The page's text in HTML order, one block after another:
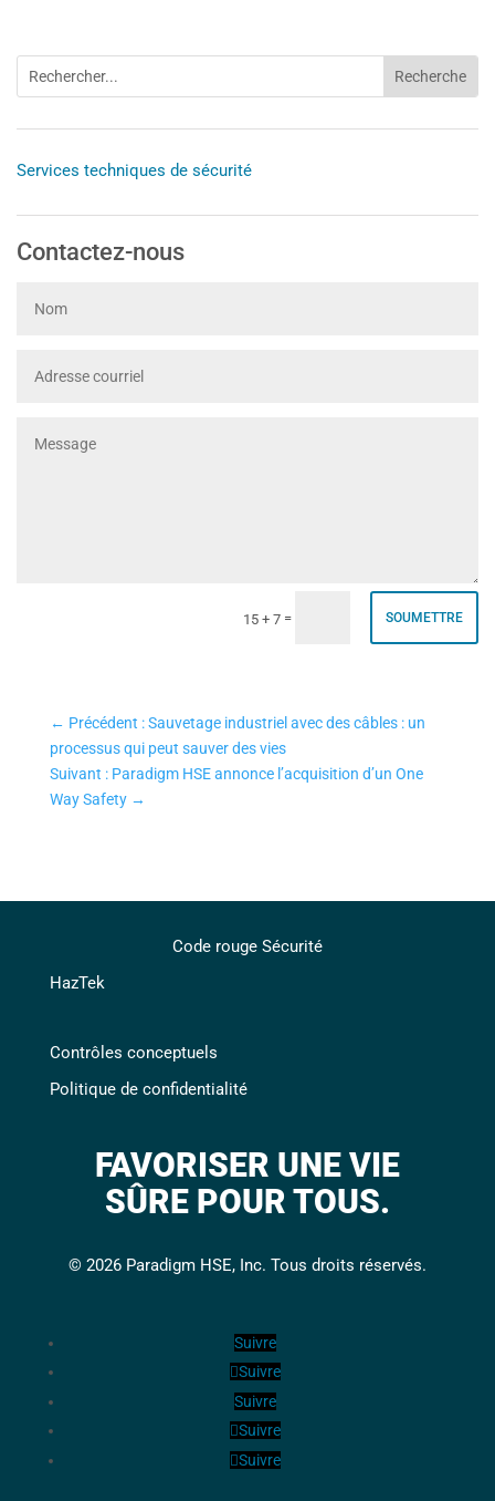
Services techniques de sécurité
Contactez-nous
15 + 7 = SOUMETTRE
← Précédent : Sauvetage industriel avec des câbles : un
processus qui peut sauver des vies
Suivant : Paradigm HSE annonce l’acquisition d’un One
Way Safety→
Code rouge Sécurité
HazTek
Contrôles conceptuels
Politique de confidentialité
FAVORISER UNE VIE
SÛRE POUR TOUS.
© 2026 Paradigm HSE, Inc. Tous droits réservés.
Suivre
Suivre
Suivre
Suivre
Suivre